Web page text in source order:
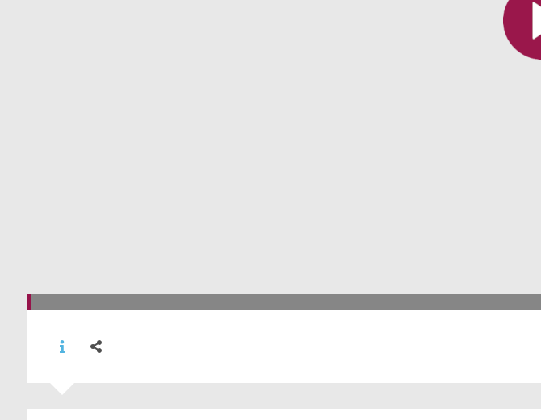
All the
All the